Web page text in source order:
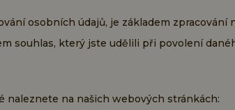
osobních údajů, je základem
souhlas, který jste udělili při povolení
naleznete na našich webových stránkách: